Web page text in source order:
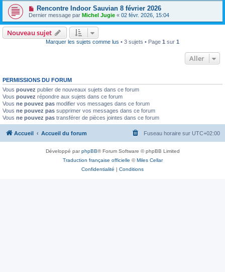
Rencontre Indoor Sauvian 8 février 2026
Dernier message par Michel Jugie « 02 févr. 2026, 15:04
Nouveau sujet
Marquer les sujets comme lus • 3 sujets • Page 1 sur 1
Aller
PERMISSIONS DU FORUM
Vous pouvez publier de nouveaux sujets dans ce forum
Vous pouvez répondre aux sujets dans ce forum
Vous ne pouvez pas modifier vos messages dans ce forum
Vous ne pouvez pas supprimer vos messages dans ce forum
Vous ne pouvez pas transférer de pièces jointes dans ce forum
Accueil Accueil du forum Fuseau horaire sur UTC+02:00
Développé parphpBB® Forum Software © phpBB Limited
Traduction française officielle ©Miles Cellar
Confidentialité | Conditions